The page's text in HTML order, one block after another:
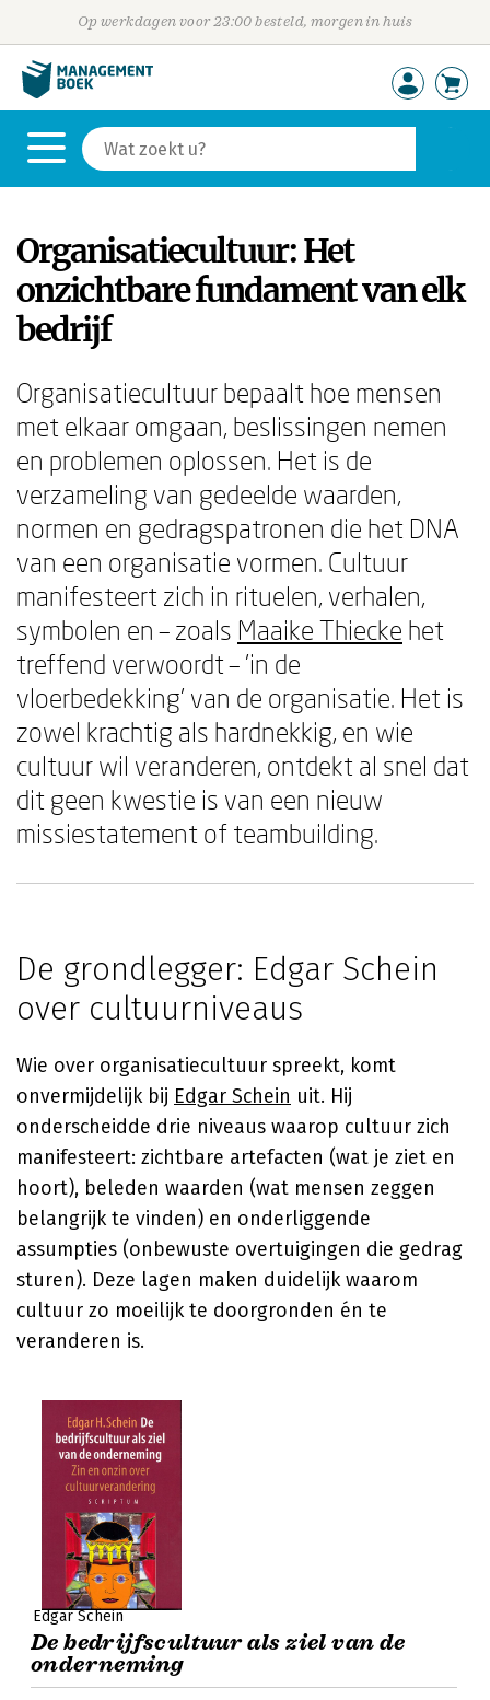
Op werkdagen voor 23:00 besteld, morgen in huis
Organisatiecultuur: Het
onzichtbare fundament van elk
bedrijf
Organisatiecultuur bepaalt hoe mensen
met elkaar omgaan, beslissingen nemen
en problemen oplossen. Het is de
verzameling van gedeelde waarden,
normen en gedragspatronen die het DNA
van een organisatie vormen. Cultuur
manifesteert zich in rituelen, verhalen,
symbolen en – zoals Maaike Thiecke het
treffend verwoordt – 'in de
vloerbedekking' van de organisatie. Het is
zowel krachtig als hardnekkig, en wie
cultuur wil veranderen, ontdekt al snel dat
dit geen kwestie is van een nieuw
missiestatement of teambuilding.
De grondlegger: Edgar Schein
over cultuurniveaus
Wie over organisatiecultuur spreekt, komt
onvermijdelijk bij Edgar Schein uit. Hij
onderscheidde drie niveaus waarop cultuur zich
manifesteert: zichtbare artefacten (wat je ziet en
hoort), beleden waarden (wat mensen zeggen
belangrijk te vinden) en onderliggende
assumpties (onbewuste overtuigingen die gedrag
sturen). Deze lagen maken duidelijk waarom
cultuur zo moeilijk te doorgronden én te
veranderen is.
Edgar Schein
De bedrijfscultuur als ziel van de
onderneming